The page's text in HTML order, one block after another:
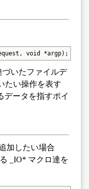
void *argp);
づいたファイルデ
たい操作を表す
データを指すポイ
加したい場合
_IO* マクロ達を